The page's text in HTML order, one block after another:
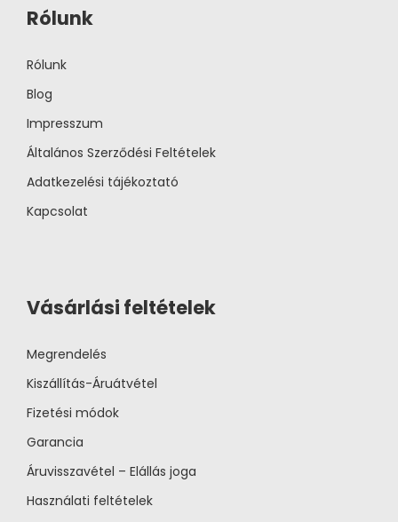
Rólunk
Rólunk
Blog
Impresszum
Általános Szerződési Feltételek
Adatkezelési tájékoztató
Kapcsolat
Vásárlási feltételek
Megrendelés
Kiszállítás-Áruátvétel
Fizetési módok
Garancia
Áruvisszavétel – Elállás joga
Használati feltételek